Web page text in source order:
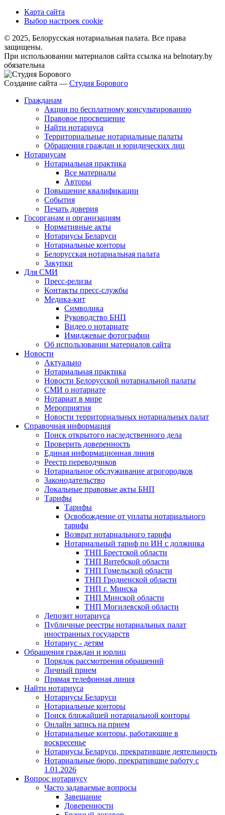
Карта сайта
Выбор настроек cookie
© 2025, Белорусская нотариальная палата. Все права
защищены.
При использовании материалов сайта ссылка на belnotary.by
обязательна
Создание сайта — Студия Борового
Гражданам
Акции по бесплатному консультированию
Правовое просвещение
Найти нотариуса
Территориальные нотариальные палаты
Обращения граждан и юридических лиц
Нотариусам
Нотариальная практика
Все материалы
Авторы
Повышение квалификации
События
Печать доверия
Госорганам и организациям
Нормативные акты
Нотариусы Беларуси
Нотариальные конторы
Белорусская нотариальная палата
Закупки
Для СМИ
Пресс-релизы
Контакты пресс-службы
Медика-кит
Символика
Руководство БНП
Видео о нотариате
Имиджевые фотографии
Об использовании материалов сайта
Новости
Актуально
Нотариальная практика
Новости Белорусской нотариальной палаты
СМИ о нотариате
Нотариат в мире
Мероприятия
Новости территориальных нотариальных палат
Справочная информация
Поиск открытого наследственного дела
Проверить доверенность
Единая информационная линия
Реестр переводчиков
Нотариальное обслуживание агрогородков
Законодательство
Локальные правовые акты БНП
Тарифы
Тарифы
Освобождение от уплаты нотариального
тарифа
Возврат нотариального тарифа
Нотариальный тариф по ИН с должника
ТНП Брестской области
ТНП Витебской области
ТНП Гомельской области
ТНП Гродненской области
ТНП г. Минска
ТНП Минской области
ТНП Могилевской области
Депозит нотариуса
Публичные реестры нотариальных палат
иностранных государств
Нотариус - детям
Обращения граждан и юрлиц
Порядок рассмотрения обращений
Личный прием
Прямая телефонная линия
Найти нотариуса
Нотариусы Беларуси
Нотариальные конторы
Поиск ближайшей нотариальной конторы
Онлайн запись на прием
Нотариальные конторы, работающие в
воскресенье
Нотариусы Беларуси, прекратившие деятельность
Нотариальные бюро, прекратившие работу с
1.01.2026
Вопрос нотариусу
Часто задаваемые вопросы
Завещание
Доверенности